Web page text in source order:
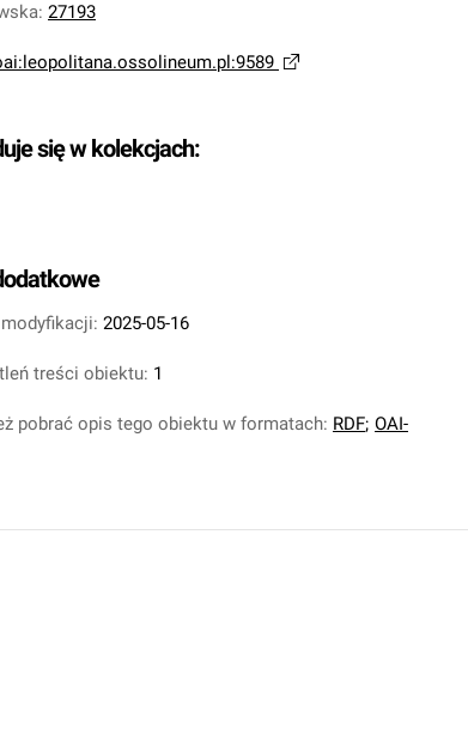
: 27193
się w kolekcjach:
2025-05-16
treści obiektu: 1
pobrać opis tego obiektu w formatach: RDF; OAI-